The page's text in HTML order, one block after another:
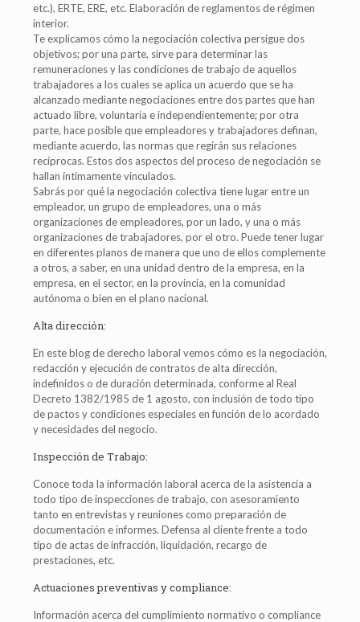
etc.), ERTE, ERE, etc. Elaboración de reglamentos de régimen
interior.
Te explicamos cómo la negociación colectiva persigue dos
objetivos; por una parte, sirve para determinar las
remuneraciones y las condiciones de trabajo de aquellos
trabajadores a los cuales se aplica un acuerdo que se ha
alcanzado mediante negociaciones entre dos partes que han
actuado libre, voluntaria e independientemente; por otra
parte, hace posible que empleadores y trabajadores definan,
mediante acuerdo, las normas que regirán sus relaciones
recíprocas. Estos dos aspectos del proceso de negociación se
hallan íntimamente vinculados.
Sabrás por qué la negociación colectiva tiene lugar entre un
empleador, un grupo de empleadores, una o más
organizaciones de empleadores, por un lado, y una o más
organizaciones de trabajadores, por el otro. Puede tener lugar
en diferentes planos de manera que uno de ellos complemente
a otros, a saber, en una unidad dentro de la empresa, en la
empresa, en el sector, en la provincia, en la comunidad
autónoma o bien en el plano nacional.
Alta dirección:
En este blog de derecho laboral vemos cómo es la negociación,
redacción y ejecución de contratos de alta dirección,
indefinidos o de duración determinada, conforme al Real
Decreto 1382/1985 de 1 agosto, con inclusión de todo tipo
de pactos y condiciones especiales en función de lo acordado
y necesidades del negocio.
Inspección de Trabajo:
Conoce toda la información laboral acerca de la asistencia a
todo tipo de inspecciones de trabajo, con asesoramiento
tanto en entrevistas y reuniones como preparación de
documentación e informes. Defensa al cliente frente a todo
tipo de actas de infracción, liquidación, recargo de
prestaciones, etc.
Actuaciones preventivas y compliance:
Información acerca del cumplimiento normativo o compliance